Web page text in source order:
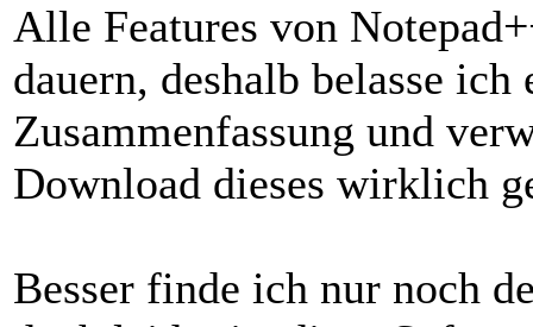
Alle Features von
dauern, deshalb belasse
Zusammenfassung und
Download dieses wirklich
Besser finde ich nur noch